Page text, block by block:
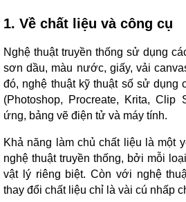
1. Về chất liệu và công cụ
Nghệ thuật truyền thống sử dụng
sơn dầu, màu nước, giấy, vải
đó, nghệ thuật kỹ thuật số sử dụng
(Photoshop, Procreate, Krita, Clip
ứng, bảng vẽ điện tử và máy tính.
Khả năng làm chủ chất liệu là một
nghệ thuật truyền thống, bởi mỗi
vật lý riêng biệt. Còn với nghệ
thay đổi chất liệu chỉ là vài cú nhấp